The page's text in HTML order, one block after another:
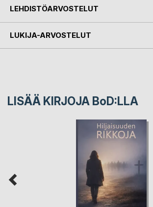
LEHDISTÖARVOSTELUT
LUKIJA-ARVOSTELUT
LISÄÄ KIRJOJA BoD:LLA